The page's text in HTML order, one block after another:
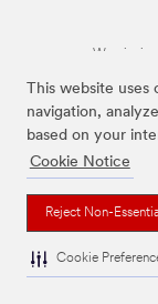
This website
navigation,
based on your
Cookie Notice
Reject Non-
Cookie